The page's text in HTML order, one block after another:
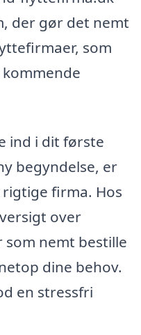
der gør det nemt
som
ind i dit første
begyndelse, er
firma. Hos
over
nemt bestille
dine behov.
en stressfri